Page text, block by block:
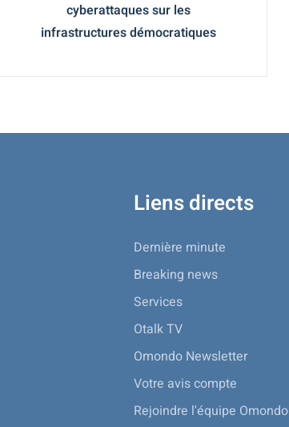
cyberattaques sur les
infrastructures démocratiques
Liens directs
Dernière minute
Breaking news
Services
Otalk TV
Omondo Newsletter
Votre avis compte
Rejoindre l'équipe Omondo